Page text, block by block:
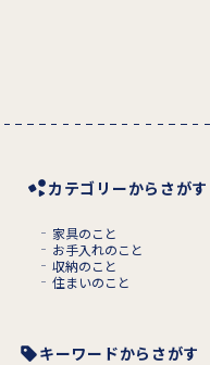
カテゴリーからさがす
家具のこと
お手入れのこと
収納のこと
住まいのこと
キーワードからさがす